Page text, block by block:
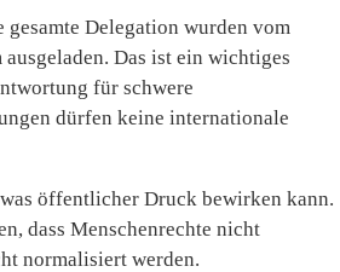
Delegation wurden vom
Das ist ein wichtiges
für schwere
dürfen keine internationale
öffentlicher Druck bewirken kann.
dass Menschenrechte nicht
normalisiert werden.